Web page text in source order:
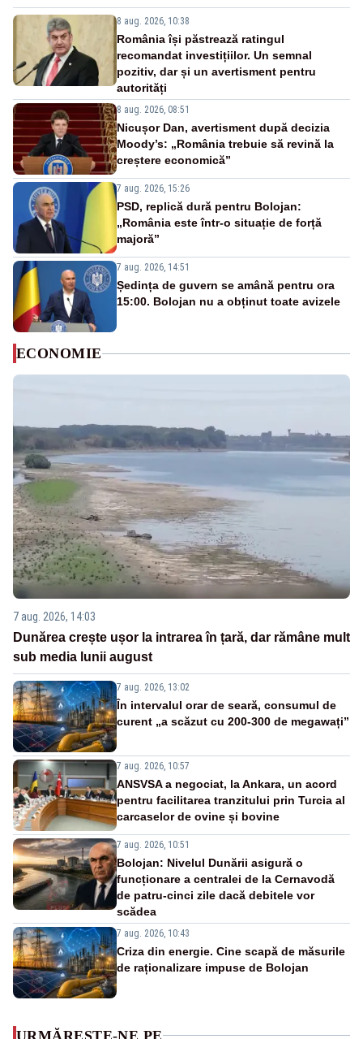
8 aug. 2026, 10:38
România își păstrează ratingul
recomandat investițiilor. Un semnal
pozitiv, dar și un avertisment pentru
autorități
8 aug. 2026, 08:51
Nicușor Dan, avertisment după decizia
Moody’s: „România trebuie să revină la
creștere economică”
7 aug. 2026, 15:26
PSD, replică dură pentru Bolojan:
„România este într-o situație de forță
majoră”
7 aug. 2026, 14:51
Ședința de guvern se amână pentru ora
15:00. Bolojan nu a obținut toate avizele
ECONOMIE
7 aug. 2026, 14:03
Dunărea crește ușor la intrarea în țară, dar rămâne mult
sub media lunii august
7 aug. 2026, 13:02
În intervalul orar de seară, consumul de
curent „a scăzut cu 200-300 de megawați”
7 aug. 2026, 10:57
ANSVSA a negociat, la Ankara, un acord
pentru facilitarea tranzitului prin Turcia al
carcaselor de ovine și bovine
7 aug. 2026, 10:51
Bolojan: Nivelul Dunării asigură o
funcționare a centralei de la Cernavodă
de patru-cinci zile dacă debitele vor
scădea
7 aug. 2026, 10:43
Criza din energie. Cine scapă de măsurile
de raționalizare impuse de Bolojan
URMĂREȘTE-NE PE